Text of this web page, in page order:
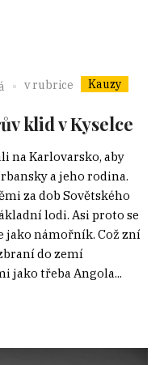
v rubrice Kauzy
klid v Kyselce
na Karlovarsko, aby
a jeho rodina.
za dob Sovětského
lodi. Asi proto se
jako námořník. Což zní
do zemí
jako třeba Angola...